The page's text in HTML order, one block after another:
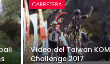
CARRETERA
Vídeo del Taiwan KOM
Challenge 2017